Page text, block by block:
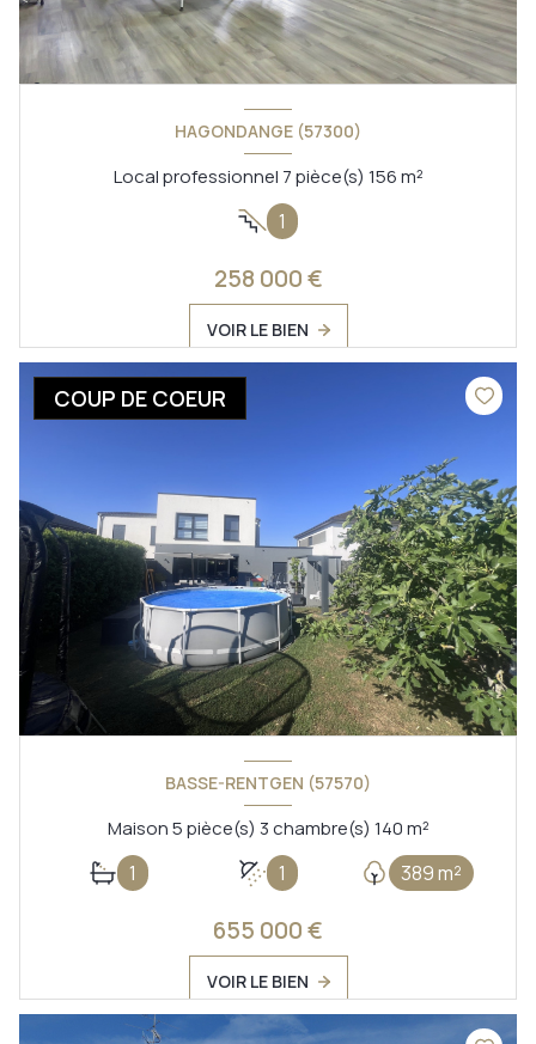
HAGONDANGE (57300)
Local professionnel 7 pièce(s) 156 m²
1
258 000 €
VOIR LE BIEN
COUP DE COEUR
BASSE-RENTGEN (57570)
Maison 5 pièce(s) 3 chambre(s) 140 m²
1 1 389 m²
655 000 €
VOIR LE BIEN